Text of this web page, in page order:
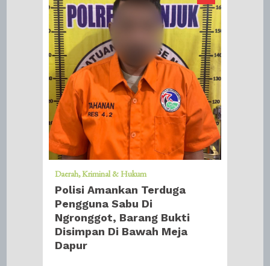
Daerah Kriminal & Hukum
Polisi Amankan Terduga
Pengguna Sabu Di
Ngronggot, Barang Bukti
Disimpan Di Bawah Meja
Dapur